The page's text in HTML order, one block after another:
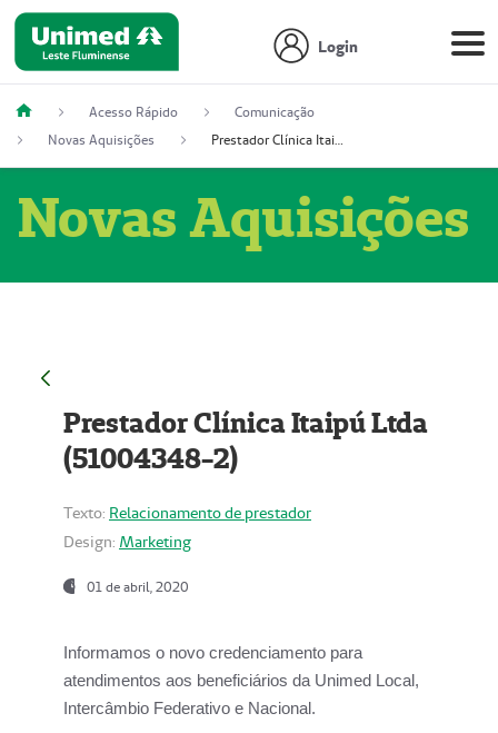
Login
Acesso Rápido
Comunicação
Novas Aquisições
Prestador Clínica Itaipú Ltda (51004348-2)
Novas Aquisições
Prestador Clínica Itaipú Ltda
(51004348-2)
Texto: Relacionamento de prestador
Design: Marketing
01 de abril, 2020
Informamos o novo credenciamento para
atendimentos aos beneficiários da Unimed Local,
Intercâmbio Federativo e Nacional.